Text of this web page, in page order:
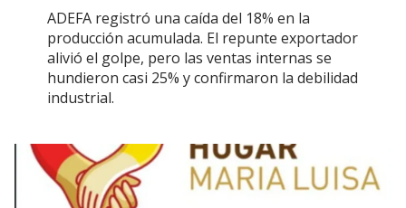
ADEFA registró una caída del 18% en la
producción acumulada. El repunte exportador
alivió el golpe, pero las ventas internas se
hundieron casi 25% y confirmaron la debilidad
industrial.